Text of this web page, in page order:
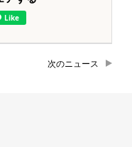
次のニュース